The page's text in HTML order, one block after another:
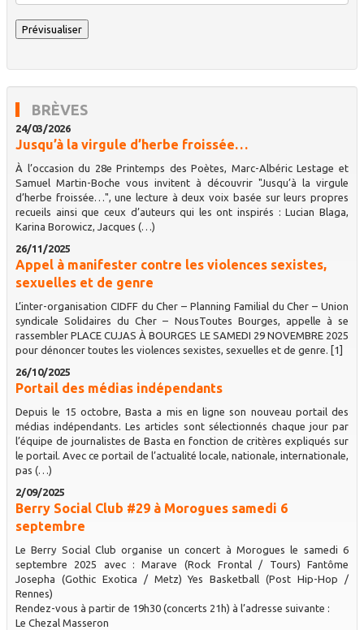
BRÈVES
24/03/2026
Jusqu’à la virgule d’herbe froissée…
À l’occasion du 28e Printemps des Poètes, Marc-Albéric Lestage et
Samuel Martin-Boche vous invitent à découvrir "Jusqu’à la virgule
d’herbe froissée…", une lecture à deux voix basée sur leurs propres
recueils ainsi que ceux d’auteurs qui les ont inspirés : Lucian Blaga,
Karina Borowicz, Jacques (…)
26/11/2025
Appel à manifester contre les violences sexistes,
sexuelles et de genre
L’inter-organisation CIDFF du Cher – Planning Familial du Cher – Union
syndicale Solidaires du Cher – NousToutes Bourges, appelle à se
rassembler PLACE CUJAS À BOURGES LE SAMEDI 29 NOVEMBRE 2025
pour dénoncer toutes les violences sexistes, sexuelles et de genre. [1]
26/10/2025
Portail des médias indépendants
Depuis le 15 octobre, Basta a mis en ligne son nouveau portail des
médias indépendants. Les articles sont sélectionnés chaque jour par
l’équipe de journalistes de Basta en fonction de critères expliqués sur
le portail. Avec ce portail de l’actualité locale, nationale, internationale,
pas (…)
2/09/2025
Berry Social Club #29 à Morogues samedi 6
septembre
Le Berry Social Club organise un concert à Morogues le samedi 6
septembre 2025 avec : Marave (Rock Frontal / Tours) Fantôme
Josepha (Gothic Exotica / Metz) Yes Basketball (Post Hip-Hop /
Rennes)
Rendez-vous à partir de 19h30 (concerts 21h) à l’adresse suivante :
Le Chezal Masseron